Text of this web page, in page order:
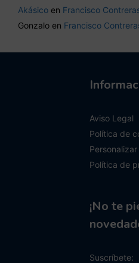
Akásico en Francisco
Gonzalo en Francisco
Aviso Legal
Política de
Política de
¡No te
Suscríbete: